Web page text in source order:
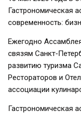
Гастрономическая
современность:
Ежегодно
связям
развитию туризма
Рестораторов и
ассоциации
Гастрономическая